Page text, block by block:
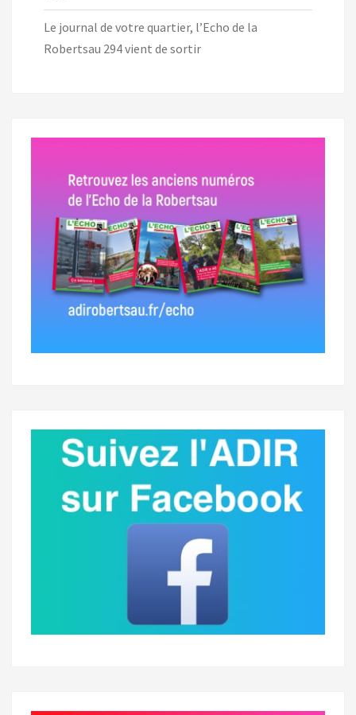
Le journal de votre quartier, l’Echo de la
Robertsau 294 vient de sortir